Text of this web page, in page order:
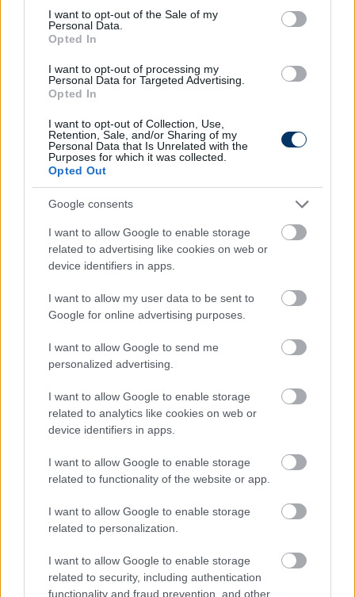
consent section.
I want to opt-out of the Sale of my
Personal Data.
Opted In
I want to opt-out of processing my
Personal Data for Targeted Advertising.
Opted In
I want to opt-out of Collection, Use,
Retention, Sale, and/or Sharing of my
Personal Data that Is Unrelated with the
Purposes for which it was collected.
Opted Out
Google consents
I want to allow Google to enable storage
related to advertising like cookies on web or
device identifiers in apps.
I want to allow my user data to be sent to
Google for online advertising purposes.
I want to allow Google to send me
personalized advertising.
I want to allow Google to enable storage
related to analytics like cookies on web or
device identifiers in apps.
I want to allow Google to enable storage
related to functionality of the website or app.
I want to allow Google to enable storage
related to personalization.
I want to allow Google to enable storage
related to security, including authentication
functionality and fraud prevention, and other
A Premier League-be vinnék a Fradi
csatárát, de van egy komoly feltétel -
sajtóhír
Brit lapértesülések szerint a Premier League-ben
szereplő Leeds United kíséri nagy figyelemmel a
Ferencváros támadóját, Ryan Mmaee-t.
Elolvasom
Itt állíthatod be, hogy a Csakfoci az elsők
Tetszett a cikk? Megosztanád?
Link másolása Email küldés
CÍMKÉK: #MAGYAR FOCI #NB I
#FRADI
#ÁTIGAZOLÁSOK
#FERENCVÁROS
#ÁNGELO